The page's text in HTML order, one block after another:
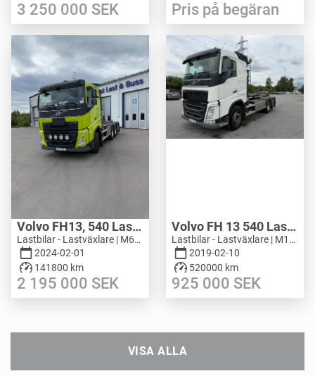
3 250 000 SEK Pris på begäran
Volvo FH13, 540 Lastväxlare
Lastbilar - Lastväxlare | M682-2912
2024-02-01
141800 km
2 195 000 SEK
Volvo FH 13 540 Lastväxlare
Lastbilar - Lastväxlare | M143-4711
2019-02-10
520000 km
925 000 SEK
VISA ALLA